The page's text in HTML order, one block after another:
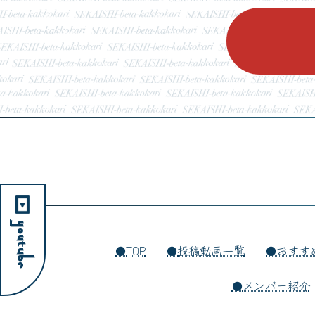
TOP 投稿動画一覧 おすす
メンバー紹介
YouTube